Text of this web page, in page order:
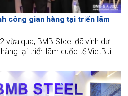
công gian hàng tại triển lãm
vừa qua, BMB Steel đã vinh dự
tại triển lãm quốc tế VietBuild